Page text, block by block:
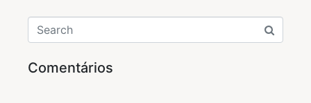
Comentários